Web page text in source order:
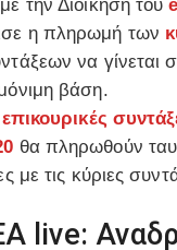
την Διοίκηση του
η πληρωμή των
να γίνεται
βάση.
επικουρικές
θα πληρωθούν
με τις κύριες
live: